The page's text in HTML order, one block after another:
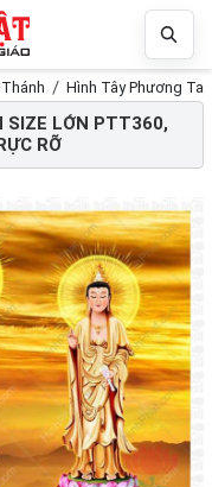
Hình Tây Phương
SIZE LỚN PTT360,
RỠ